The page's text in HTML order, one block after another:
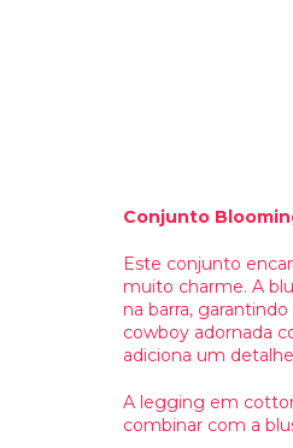
Conjunto
Este conjunto
muito charme. A
na barra,
cowboy adornada
adiciona um
A legging em
combinar com a